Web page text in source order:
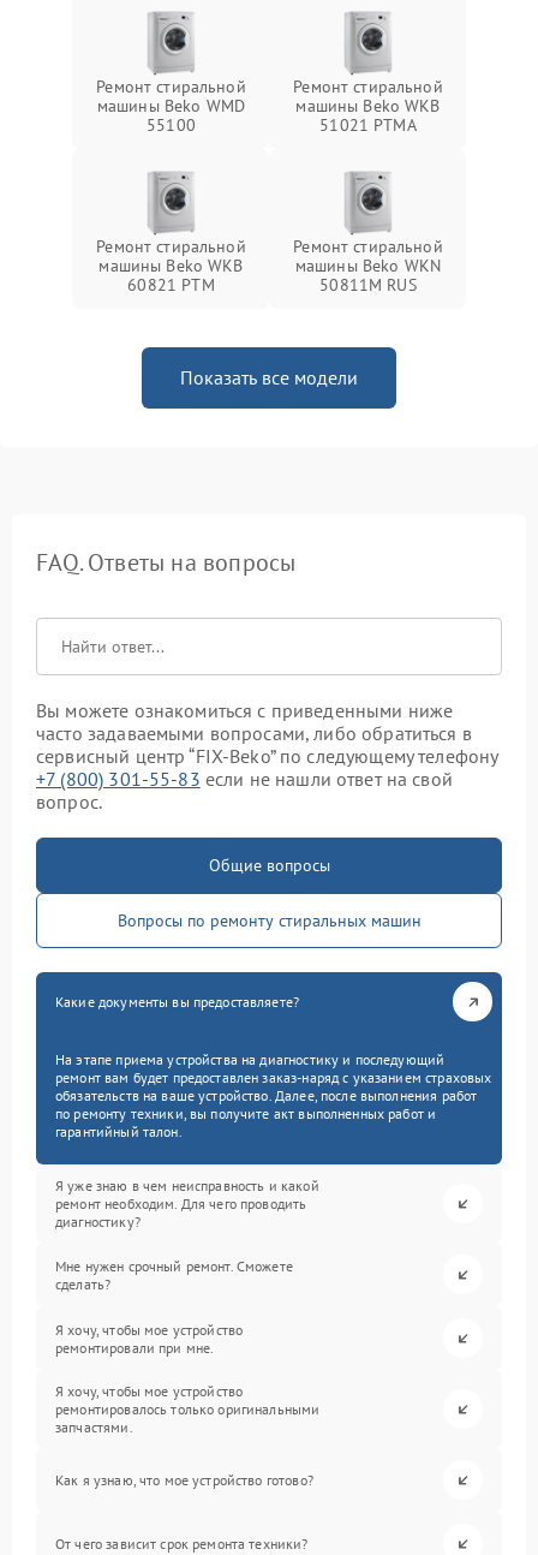
Ремонт стиральной
машины Beko WMD
55100
Ремонт стиральной
машины Beko WKB
51021 PTМА
Ремонт стиральной
машины Beko WKB
60821 PTМ
Ремонт стиральной
машины Beko WKN
50811M RUS
Показать все модели
FAQ. Ответы на вопросы
Вы можете ознакомиться с приведенными ниже
часто задаваемыми вопросами, либо обратиться в
сервисный центр “FIX-Beko” по следующему телефону
+7 (800) 301-55-83 если не нашли ответ на свой
вопрос.
Общие вопросы
Вопросы по ремонту стиральных машин
Какие документы вы предоставляете?
На этапе приема устройства на диагностику и последующий
ремонт вам будет предоставлен заказ-наряд с указанием страховых
обязательств на ваше устройство. Далее, после выполнения работ
по ремонту техники, вы получите акт выполненных работ и
гарантийный талон.
Я уже знаю в чем неисправность и какой
ремонт необходим. Для чего проводить
диагностику?
Мне нужен срочный ремонт. Сможете
сделать?
Я хочу, чтобы мое устройство
ремонтировали при мне.
Я хочу, чтобы мое устройство
ремонтировалось только оригинальными
запчастями.
Как я узнаю, что мое устройство готово?
От чего зависит срок ремонта техники?